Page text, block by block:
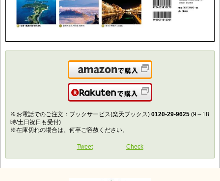
Amazonで購入
楽天で購入
※お電話でのご注文：ブックサービス(楽天ブックス) 0120-29-9625 (9～18
時/土日祝日も受付)
※在庫切れの場合は、何卒ご容赦ください。
Tweet Check